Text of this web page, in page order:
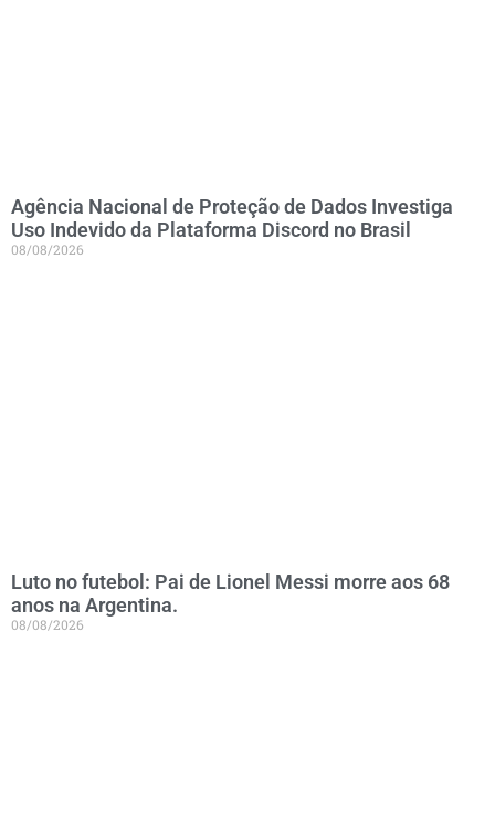
Agência Nacional de Proteção de Dados Investiga
Uso Indevido da Plataforma Discord no Brasil
08/08/2026
Luto no futebol: Pai de Lionel Messi morre aos 68
anos na Argentina.
08/08/2026